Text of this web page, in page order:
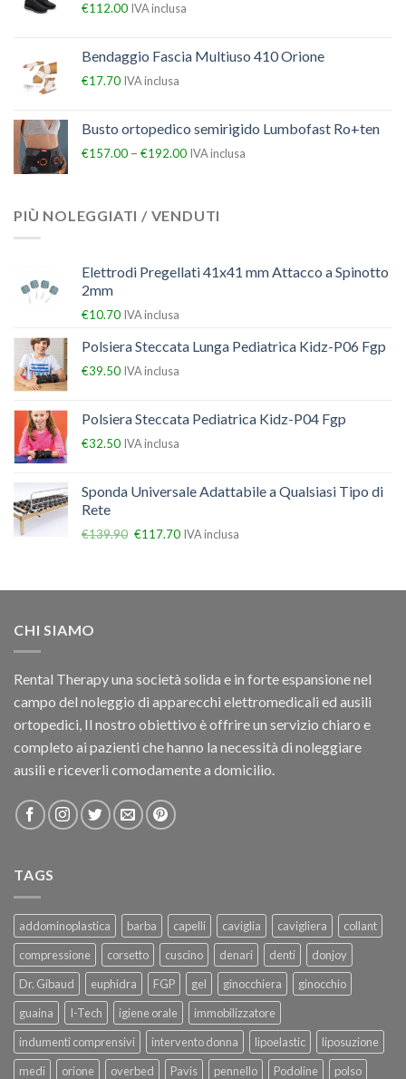
€112.00 IVA inclusa
Bendaggio Fascia Multiuso 410 Orione
€17.70 IVA inclusa
Busto ortopedico semirigido Lumbofast Ro+ten
€157.00 – €192.00 IVA inclusa
PIÙ NOLEGGIATI / VENDUTI
Elettrodi Pregellati 41x41 mm Attacco a Spinotto
2mm
€10.70 IVA inclusa
Polsiera Steccata Lunga Pediatrica Kidz-P06 Fgp
€39.50 IVA inclusa
Polsiera Steccata Pediatrica Kidz-P04 Fgp
€32.50 IVA inclusa
Sponda Universale Adattabile a Qualsiasi Tipo di
Rete
€139.90 €117.70 IVA inclusa
CHI SIAMO
Rental Therapy una società solida e in forte espansione nel
campo del noleggio di apparecchi elettromedicali ed ausili
ortopedici, Il nostro obiettivo è offrire un servizio chiaro e
completo ai pazienti che hanno la necessità di noleggiare
ausili e riceverli comodamente a domicilio.
TAGS
addominoplastica barba capelli caviglia cavigliera
collant
compressione
corsetto cuscino denari denti
donjoy
Dr. Gibaud
euphidra FGP gel ginocchiera
ginocchio
guaina
I-Tech igiene orale
immobilizzatore
indumenti comprensivi
intervento donna lipoelastic
liposuzione
medi
orione overbed Pavis pennello Podoline
polso